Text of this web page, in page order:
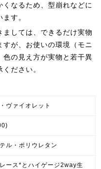
なるため、型崩れなどに
す。
しては、できるだけ実物
が、お使いの環境（モニ
色の見え方が実物と若干異
ださい。
ヴァイオレット
ル・ポリウレタン
ース*とハイゲージ2way生